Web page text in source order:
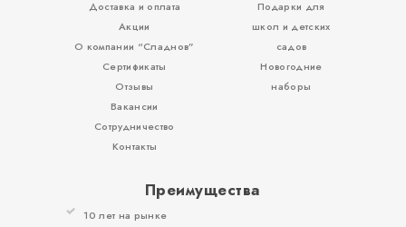
Доставка и оплата
Акции
О компании “Сладнов”
Сертификаты
Отзывы
Вакансии
Сотрудничество
Контакты
Подарки для
школ и детских
садов
Новогодние
наборы
Преимущества
10 лет на рынке